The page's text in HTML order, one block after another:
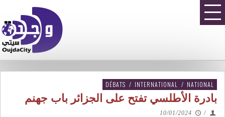
DÉBATS / INTERNATIONAL / NATIONAL
بادرة الأطلسي تفتح على الجزائر باب جهنم
/
10/01/2024